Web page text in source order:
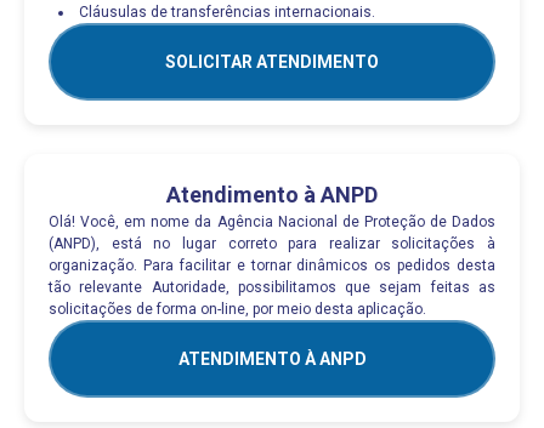
Cláusulas de transferências internacionais.
SOLICITAR ATENDIMENTO
Atendimento à ANPD
Olá! Você, em nome da Agência Nacional de Proteção de Dados
(ANPD), está no lugar correto para realizar solicitações à
organização. Para facilitar e tornar dinâmicos os pedidos desta
tão relevante Autoridade, possibilitamos que sejam feitas as
solicitações de forma on-line, por meio desta aplicação.
ATENDIMENTO À ANPD